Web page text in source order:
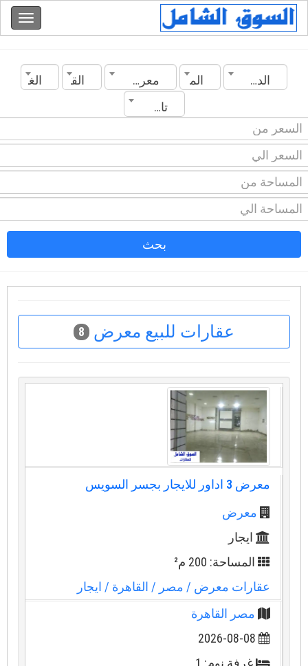
الدولة المدينة معرض القسم
الغرف
تاريخ الانشاء
بحث
عقارات للبيع معرض 8
معرض 3 اداور للايجار بجسر السويس
معرض
ايجار
المساحة: 200 م²
عقارات معرض / مصر / القاهرة/ ايجار
مصر القاهرة
2026-08-08
غرفة نوم: 1